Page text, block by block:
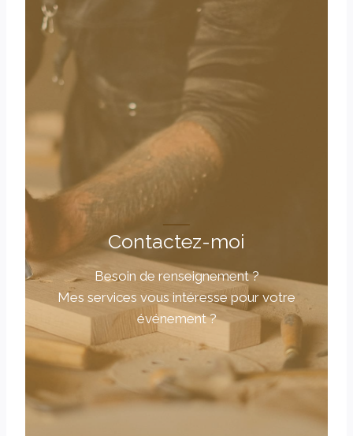
Contactez-moi
Besoin de renseignement ?
Mes services vous intéresse pour votre
événement ?